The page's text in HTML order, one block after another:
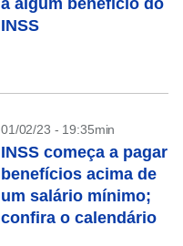
a algum benefício do
INSS
01/02/23 - 19:35min
INSS começa a pagar
benefícios acima de
um salário mínimo;
confira o calendário